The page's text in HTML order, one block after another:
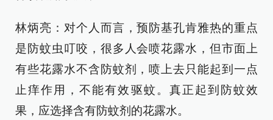
林炳亮：对个人而言，预防基孔肯雅热的重点
是防蚊虫叮咬，很多人会喷花露水，但市面上
有些花露水不含防蚊剂，喷上去只能起到一点
止痒作用，不能有效驱蚊。真正起到防蚊效
果，应选择含有防蚊剂的花露水。